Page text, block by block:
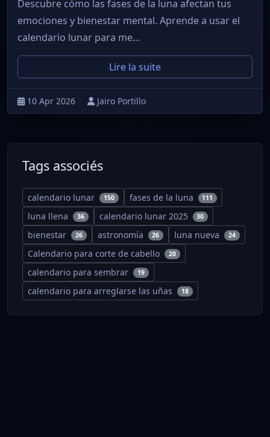
Descubre cómo las fases de la luna afectan tus
emociones y bienestar mental. Aprende a usar el
calendario lunar para me...
Lire la suite
10 Apr 2026 Jairo Portillo
Tags associés
calendario lunar 150 fases de la luna 111
luna llena 36 calendario lunar 2025 30
bienestar 26 astronomía 26 luna nueva 24
Calendario para corte de cabello 20
calendario para sembrar 19
calendario para arreglarse las uñas 18